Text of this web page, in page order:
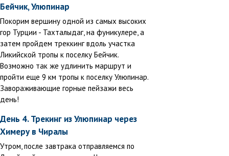
Бейчик, Улюпинар
Покорим вершину одной из самых высоких
гор Турции - Тахталыдаг, на фуникулере, а
затем пройдем треккинг вдоль участка
Ликийской тропы к поселку Бейчик.
Возможно так же удлинить маршрут и
пройти еще 9 км тропы к поселку Улюпинар.
Завораживающие горные пейзажи весь
день!
День 4. Трекинг из Улюпинар через
Химеру в Чиралы
Утром, после завтрака отправляемся по